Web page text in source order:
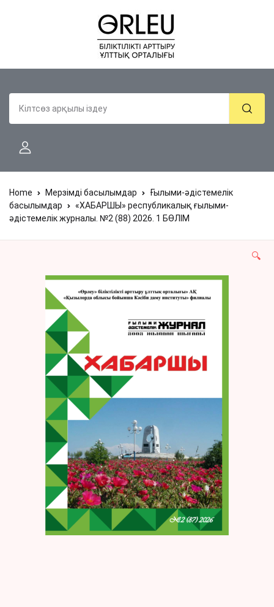
Home Мерзімді басылымдар
Ғылыми-әдістемелік
басылымдар
«ХАБАРШЫ» республикалық ғылыми-
әдістемелік журналы. №2 (88) 2026. 1 БӨЛІМ
🔍